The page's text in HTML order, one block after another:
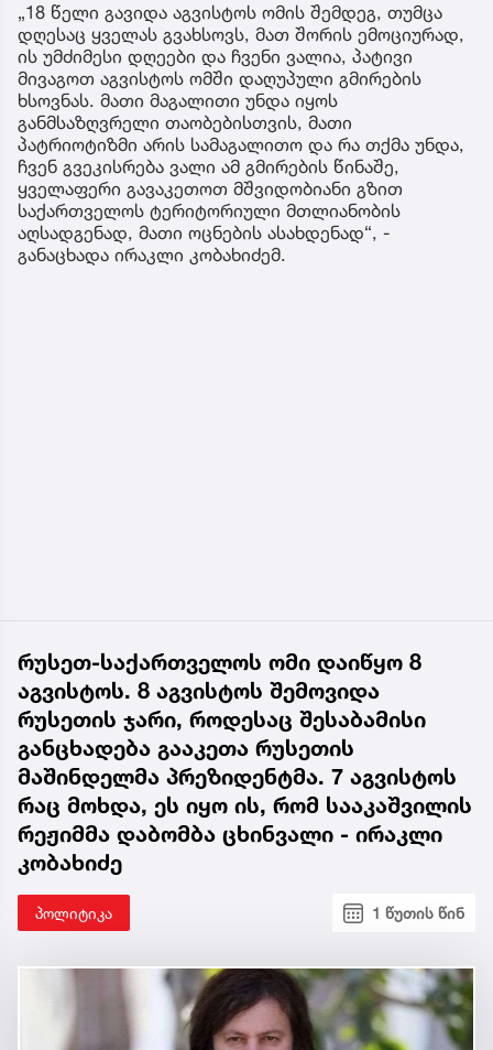
„18 წელი გავიდა აგვისტოს ომის შემდეგ, თუმცა
დღესაც ყველას გვახსოვს, მათ შორის ემოციურად,
ის უმძიმესი დღეები და ჩვენი ვალია, პატივი
მივაგოთ აგვისტოს ომში დაღუპული გმირების
ხსოვნას. მათი მაგალითი უნდა იყოს
განმსაზღვრელი თაობებისთვის, მათი
პატრიოტიზმი არის სამაგალითო და რა თქმა უნდა,
ჩვენ გვეკისრება ვალი ამ გმირების წინაშე,
ყველაფერი გავაკეთოთ მშვიდობიანი გზით
საქართველოს ტერიტორიული მთლიანობის
აღსადგენად, მათი ოცნების ასახდენად“, -
განაცხადა ირაკლი კობახიძემ.
რუსეთ-საქართველოს ომი დაიწყო 8
აგვისტოს. 8 აგვისტოს შემოვიდა
რუსეთის ჯარი, როდესაც შესაბამისი
განცხადება გააკეთა რუსეთის
მაშინდელმა პრეზიდენტმა. 7 აგვისტოს
რაც მოხდა, ეს იყო ის, რომ სააკაშვილის
რეჟიმმა დაბომბა ცხინვალი - ირაკლი
კობახიძე
პოლიტიკა 1 წუთის წინ